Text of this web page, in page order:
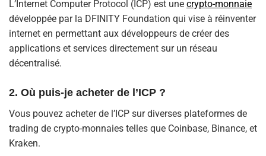
L’Internet Computer Protocol (ICP) est une crypto-monnaie
développée par la DFINITY Foundation qui vise à réinventer
internet en permettant aux développeurs de créer des
applications et services directement sur un réseau
décentralisé.
2. Où puis-je acheter de l’ICP ?
Vous pouvez acheter de l’ICP sur diverses plateformes de
trading de crypto-monnaies telles que Coinbase, Binance, et
Kraken.